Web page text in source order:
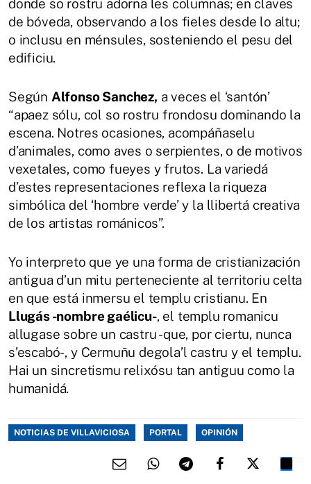
donde so rostru adorna les columnas; en claves
de bóveda, observando a los fieles desde lo altu;
o inclusu en ménsules, sosteniendo el pesu del
edificiu.
Según Alfonso Sanchez, a veces el ‘santón’
“apaez sólu, col so rostru frondosu dominando la
escena. Notres ocasiones, acompáñaselu
d’animales, como aves o serpientes, o de motivos
vexetales, como fueyes y frutos. La variedá
d’estes representaciones reflexa la riqueza
simbólica del ‘hombre verde’ y la llibertá creativa
de los artistas románicos”.
Yo interpreto que ye una forma de cristianización
antigua d’un mitu perteneciente al territoriu celta
en que está inmersu el templu cristianu. En
Llugás -nombre gaélicu-, el templu romanicu
allugase sobre un castru -que, por ciertu, nunca
s’escabó-, y Cermuñu degola’l castru y el templu.
Hai un sincretismu relixósu tan antiguu como la
humanidá.
NOTICIAS DE VILLAVICIOSA PORTAL OPINIÓN